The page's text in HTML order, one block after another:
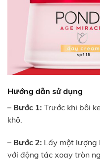
Hướng dẫn sử dụng
– Bước 1: Trước khi bôi
khô.
– Bước 2: Lấy một lượng
với động tác xoay tròn